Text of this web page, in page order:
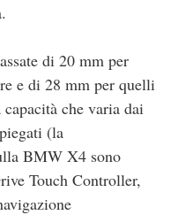
di 20 mm per
e di 28 mm per quelli
che varia dai
(la
BMW X4 sono
Touch Controller,